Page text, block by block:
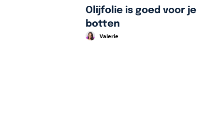
Olijfolie is goed voor je
botten
Valerie